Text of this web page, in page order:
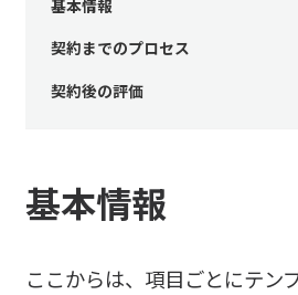
基本情報
契約までのプロセス
契約後の評価
基本情報
ここからは、項目ごとにテン